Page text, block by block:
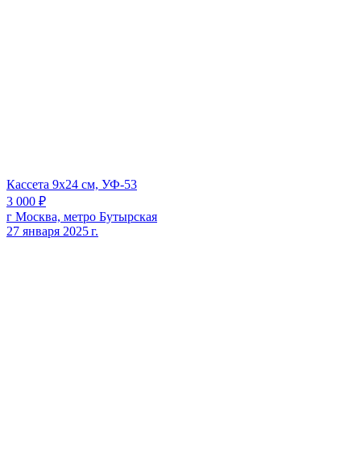
Кассета 9х24 см, УФ-53
3 000 ₽
г Москва, метро Бутырская
27 января 2025 г.